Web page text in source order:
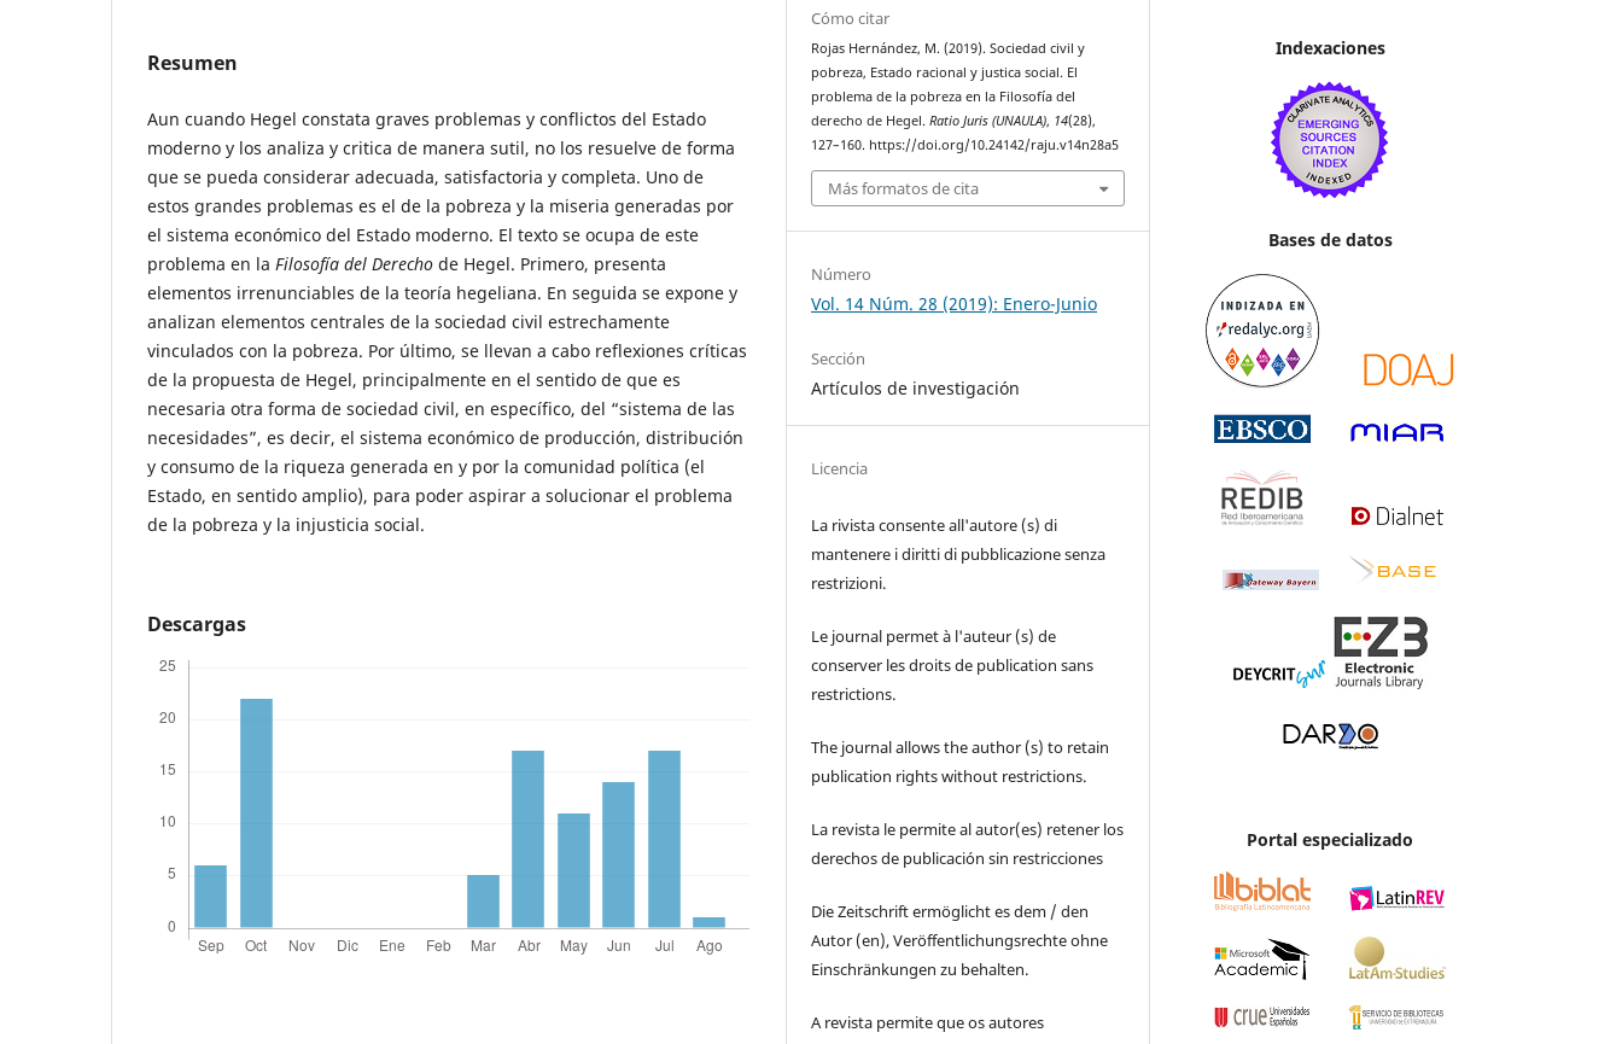
Resumen
Aun cuando Hegel constata graves problemas y conflictos del Estado
moderno y los analiza y critica de manera sutil, no los resuelve de forma
que se pueda considerar adecuada, satisfactoria y completa. Uno de
estos grandes problemas es el de la pobreza y la miseria generadas por
el sistema económico del Estado moderno. El texto se ocupa de este
problema en la Filosofía del Derecho de Hegel. Primero, presenta
elementos irrenunciables de la teoría hegeliana. En seguida se expone y
analizan elementos centrales de la sociedad civil estrechamente
vinculados con la pobreza. Por último, se llevan a cabo reflexiones críticas
de la propuesta de Hegel, principalmente en el sentido de que es
necesaria otra forma de sociedad civil, en específico, del “sistema de las
necesidades”, es decir, el sistema económico de producción, distribución
y consumo de la riqueza generada en y por la comunidad política (el
Estado, en sentido amplio), para poder aspirar a solucionar el problema
de la pobreza y la injusticia social.
Descargas
Cómo citar
Rojas Hernández, M. (2019). Sociedad civil y
pobreza, Estado racional y justica social. El
problema de la pobreza en la Filosofía del
derecho de Hegel.Ratio Juris (UNAULA), 14(28),
127–160. https://doi.org/10.24142/raju.v14n28a5
Más formatos de cita
Número
Vol. 14 Núm. 28 (2019): Enero-Junio
Sección
Artículos de investigación
Licencia
La rivista consente all'autore (s) di
mantenere i diritti di pubblicazione senza
restrizioni.
Le journal permet à l'auteur (s) de
conserver les droits de publication sans
restrictions.
The journal allows the author (s) to retain
publication rights without restrictions.
La revista le permite al autor(es) retener los
derechos de publicación sin restricciones
Die Zeitschrift ermöglicht es dem / den
Autor (en), Veröffentlichungsrechte ohne
Einschränkungen zu behalten.
A revista permite que os autores
Indexaciones
Bases de datos
Portal especializado